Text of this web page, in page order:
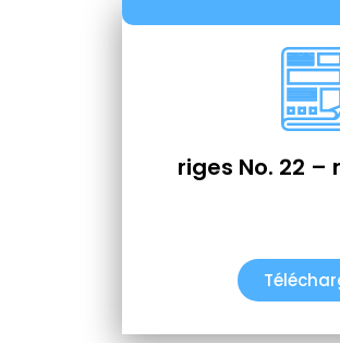
riges No. 22 –